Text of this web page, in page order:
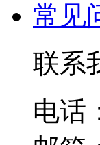
常见
联系
电话